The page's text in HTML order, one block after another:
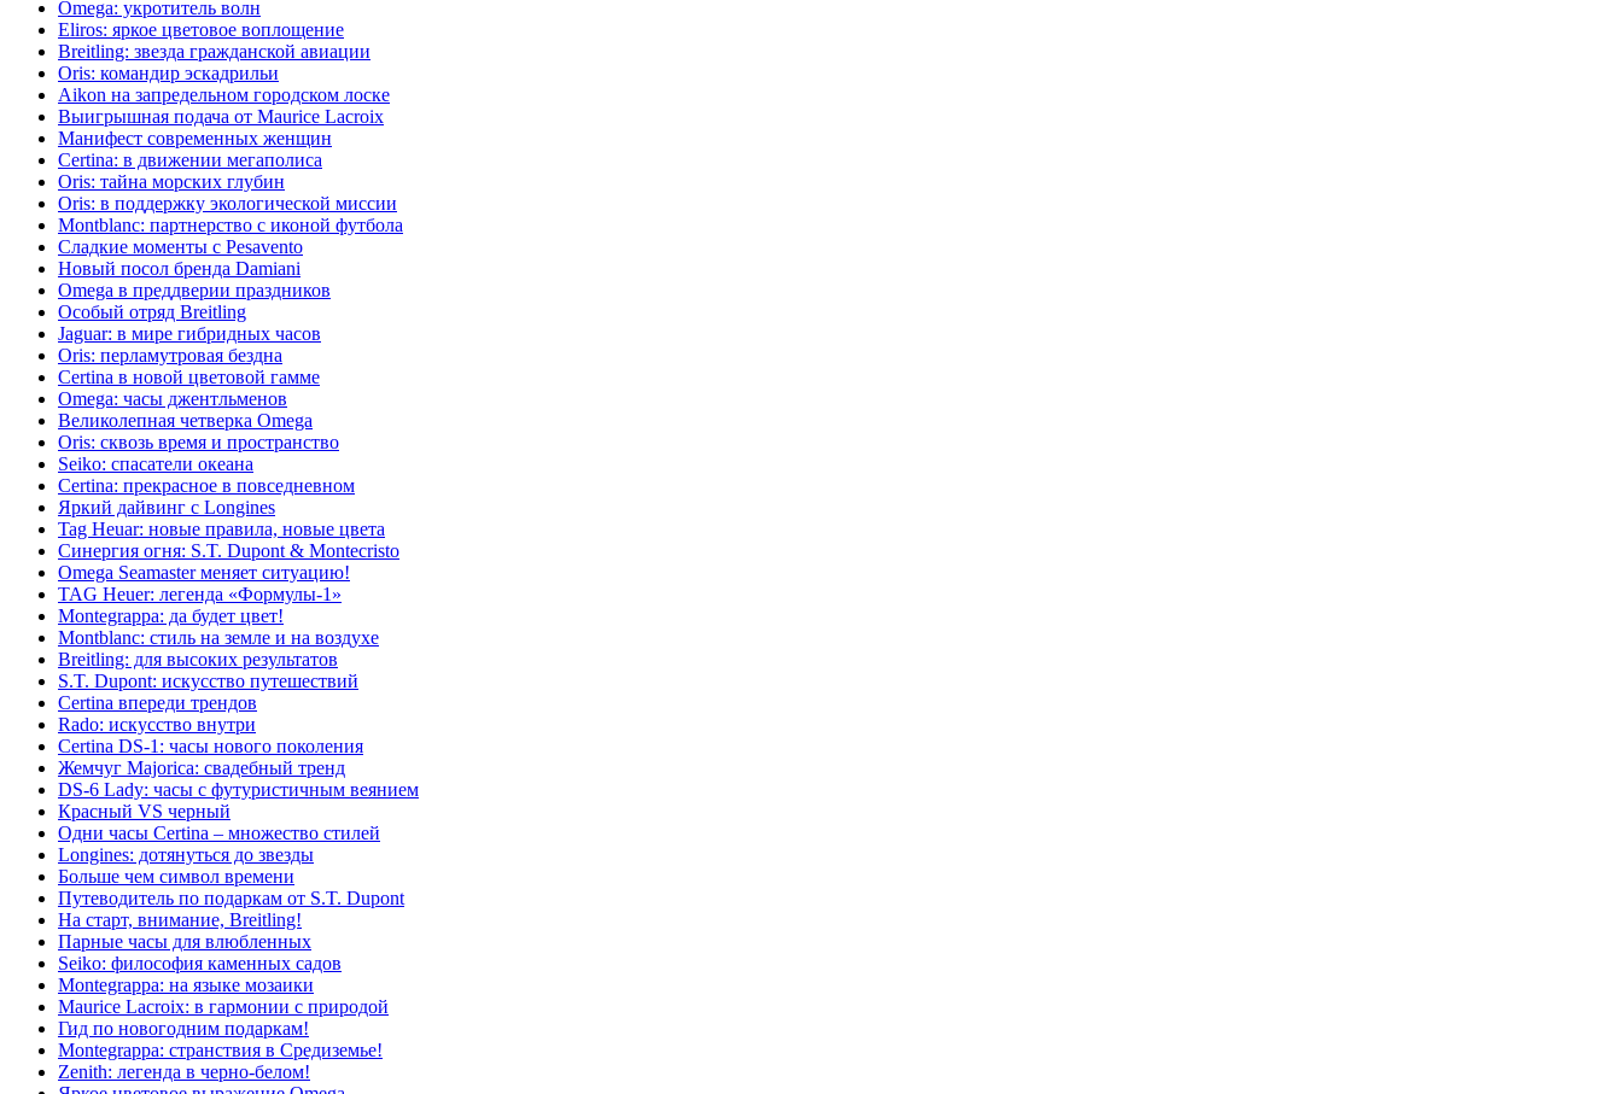
Omega: укротитель волн
Eliros: яркое цветовое воплощение
Breitling: звезда гражданской авиации
Oris: командир эскадрильи
Aikon на запредельном городском лоске
Выигрышная подача от Maurice Lacroix
Манифест современных женщин
Certina: в движении мегаполиса
Oris: тайна морских глубин
Oris: в поддержку экологической миссии
Montblanc: партнерство с иконой футбола
Сладкие моменты с Pesavento
Новый посол бренда Damiani
Omega в преддверии праздников
Особый отряд Breitling
Jaguar: в мире гибридных часов
Oris: перламутровая бездна
Certina в новой цветовой гамме
Omega: часы джентльменов
Великолепная четверка Omega
Oris: сквозь время и пространство
Seiko: спасатели океана
Certina: прекрасное в повседневном
Яркий дайвинг с Longines
Tag Heuar: новые правила, новые цвета
Синергия огня: S.T. Dupont & Montecristo
Omega Seamaster меняет ситуацию!
TAG Heuer: легенда «Формулы-1»
Montegrappa: да будет цвет!
Montblanc: стиль на земле и на воздухе
Breitling: для высоких результатов
S.T. Dupont: искусство путешествий
Certina впереди трендов
Rado: искусство внутри
Certina DS-1: часы нового поколения
Жемчуг Majorica: свадебный тренд
DS-6 Lady: часы с футуристичным веянием
Красный VS черный
Одни часы Certina – множество стилей
Longines: дотянуться до звезды
Больше чем символ времени
Путеводитель по подаркам от S.T. Dupont
На старт, внимание, Breitling!
Парные часы для влюбленных
Seiko: философия каменных садов
Montegrappa: на языке мозаики
Maurice Lacroix: в гармонии с природой
Гид по новогодним подаркам!
Montegrappa: странствия в Средиземье!
Zenith: легенда в черно-белом!